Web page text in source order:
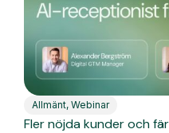
Allmänt, Webinar
Fler nöjda kunder och